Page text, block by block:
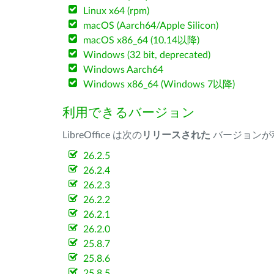
Linux x64 (rpm)
macOS (Aarch64/Apple Silicon)
macOS x86_64 (10.14以降)
Windows (32 bit, deprecated)
Windows Aarch64
Windows x86_64 (Windows 7以降)
利用できるバージョン
LibreOffice は次のリリースされた バージョンが
26.2.5
26.2.4
26.2.3
26.2.2
26.2.1
26.2.0
25.8.7
25.8.6